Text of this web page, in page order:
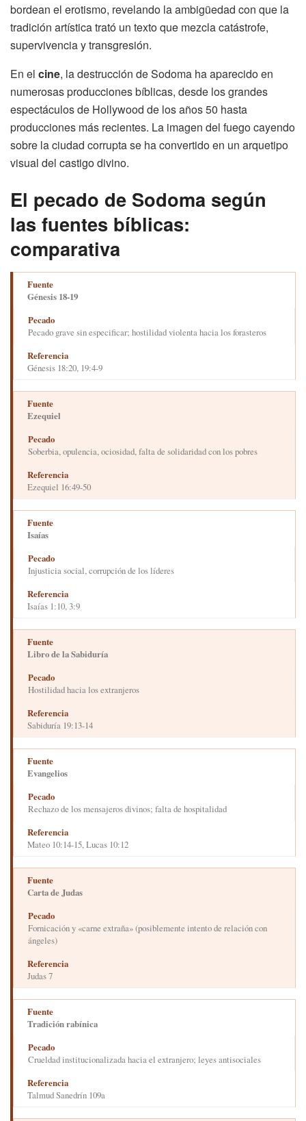
bordean el erotismo, revelando la ambigüedad con que la
tradición artística trató un texto que mezcla catástrofe,
supervivencia y transgresión.
En el cine, la destrucción de Sodoma ha aparecido en
numerosas producciones bíblicas, desde los grandes
espectáculos de Hollywood de los años 50 hasta
producciones más recientes. La imagen del fuego cayendo
sobre la ciudad corrupta se ha convertido en un arquetipo
visual del castigo divino.
El pecado de Sodoma según
las fuentes bíblicas:
comparativa
Génesis 18-19
Pecado grave sin especificar; hostilidad violenta hacia los forasteros
Génesis 18:20, 19:4-9
Ezequiel
Soberbia, opulencia, ociosidad, falta de solidaridad con los pobres
Ezequiel 16:49-50
Isaías
Injusticia social, corrupción de los líderes
Isaías 1:10, 3:9
Libro de la Sabiduría
Hostilidad hacia los extranjeros
Sabiduría 19:13-14
Evangelios
Rechazo de los mensajeros divinos; falta de hospitalidad
Mateo 10:14-15, Lucas 10:12
Carta de Judas
Fornicación y «carne extraña» (posiblemente intento de relación con
ángeles)
Judas 7
Tradición rabínica
Crueldad institucionalizada hacia el extranjero; leyes antisociales
Talmud Sanedrín 109a